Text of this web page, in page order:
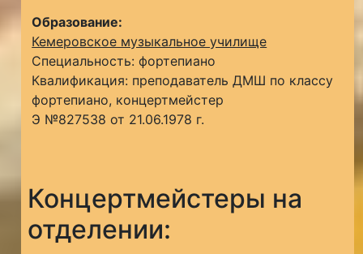
Образование:
Кемеровское музыкальное училище
Специальность: фортепиано
Квалификация: преподаватель ДМШ по классу
фортепиано, концертмейстер
Э №827538 от 21.06.1978 г.
Концертмейстеры на
отделении: